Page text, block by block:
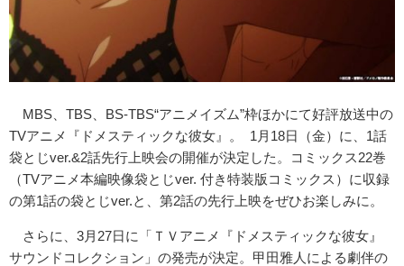
MBS、TBS、BS-TBS“アニメイズム”枠ほかにて好評放送中の
TVアニメ『ドメスティックな彼女』。 1月18日（金）に、1話
袋とじver.&2話先行上映会の開催が決定した。コミックス22巻
（TVアニメ本編映像袋とじver. 付き特装版コミックス）に収録
の第1話の袋とじver.と、第2話の先行上映をぜひお楽しみに。
さらに、3月27日に「ＴＶアニメ『ドメスティックな彼女』
サウンドコレクション」の発売が決定。甲田雅人による劇伴の